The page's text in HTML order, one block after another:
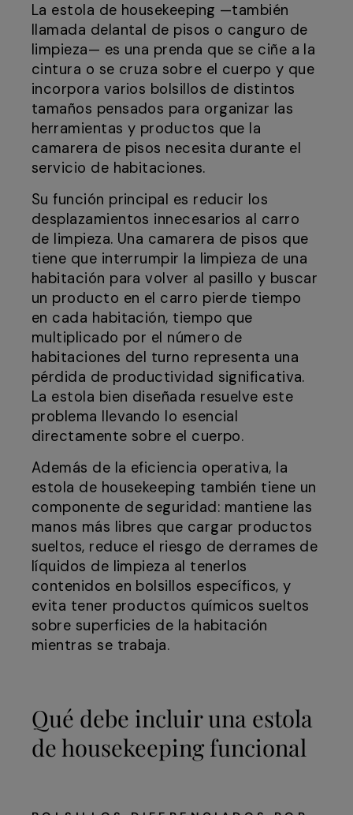
La estola de housekeeping —también
llamada delantal de pisos o canguro de
limpieza— es una prenda que se ciñe a la
cintura o se cruza sobre el cuerpo y que
incorpora varios bolsillos de distintos
tamaños pensados para organizar las
herramientas y productos que la
camarera de pisos necesita durante el
servicio de habitaciones.
Su función principal es reducir los
desplazamientos innecesarios al carro
de limpieza. Una camarera de pisos que
tiene que interrumpir la limpieza de una
habitación para volver al pasillo y buscar
un producto en el carro pierde tiempo
en cada habitación, tiempo que
multiplicado por el número de
habitaciones del turno representa una
pérdida de productividad significativa.
La estola bien diseñada resuelve este
problema llevando lo esencial
directamente sobre el cuerpo.
Además de la eficiencia operativa, la
estola de housekeeping también tiene un
componente de seguridad: mantiene las
manos más libres que cargar productos
sueltos, reduce el riesgo de derrames de
líquidos de limpieza al tenerlos
contenidos en bolsillos específicos, y
evita tener productos químicos sueltos
sobre superficies de la habitación
mientras se trabaja.
Qué debe incluir una estola
de housekeeping funcional